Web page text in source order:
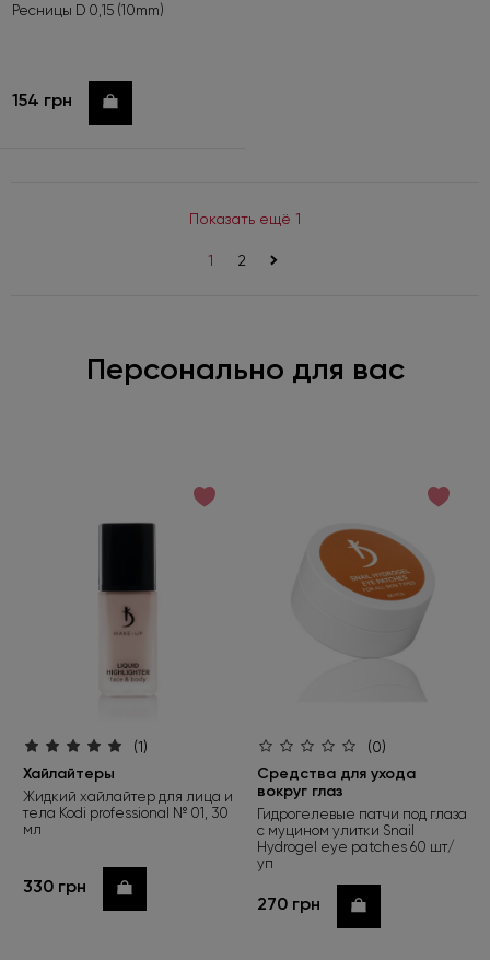
Ресницы D 0,15 (10mm)
154 грн Купить
Показать ещё 1
1 2 >
Персонально для вас
(1)
Хайлайтеры
Жидкий хайлайтер для лица и
тела Kodi professional № 01, 30
мл
330 грн Купить
(0)
Средства для ухода
вокруг глаз
Гидрогелевые патчи под глаза
с муцином улитки Snail
Hydrogel eye patches 60 шт/
уп
270 грн Купить